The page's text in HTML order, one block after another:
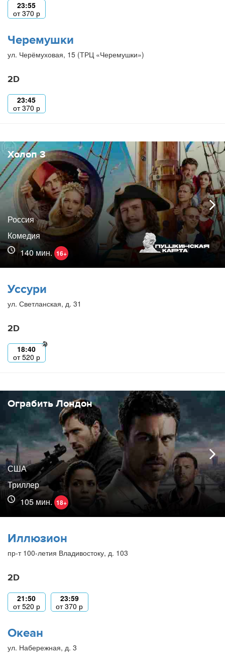
23:55
от370 р
Черемушки
ул. Черёмуховая, 15 (ТРЦ «Черемушки»)
2D
23:45
от370 р
Холоп 3
Россия
Комедия
140 мин. 16+
Уссури
ул. Светланская, д. 31
2D
18:40
от520 р
Ограбить Лондон
США
Триллер
105 мин. 18+
Иллюзион
пр-т 100-летия Владивостоку, д. 103
2D
21:50
от520 р
23:59
от370 р
Океан
ул. Набережная, д. 3